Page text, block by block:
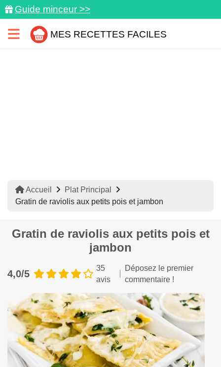
Guide minceur >>
MES RECETTES FACILES
Accueil
Plat Principal
Gratin de raviolis aux petits pois et jambon
Gratin de raviolis aux petits pois et
jambon
4,0/5
35
avis
Déposez le premier
commentaire !